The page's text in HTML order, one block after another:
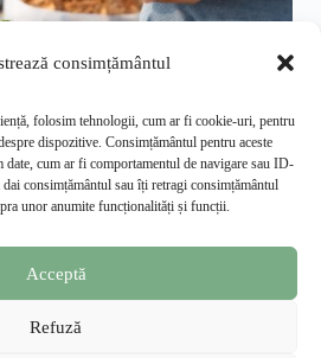
consimțământul
folosim tehnologii, cum ar fi cookie-uri, pentru
dispozitive. Consimțământul pentru aceste
date, cum ar fi comportamentul de navigare sau ID-
consimțământul sau îți retragi consimțământul
unor anumite funcționalități și funcții.
Acceptă
Refuză
(zi) INGINERIA ȘI
AGRICOLE
DETALII Obiective
DETALII Admitere
a cursurilor este de 4
Numărul…
aprilie 7, 2024